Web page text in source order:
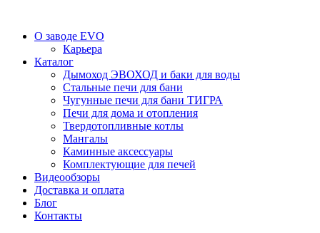
О заводе EVO
Карьера
Каталог
Дымоход ЭВОХОД и баки для воды
Стальные печи для бани
Чугунные печи для бани ТИГРА
Печи для дома и отопления
Твердотопливные котлы
Мангалы
Каминные аксессуары
Комплектующие для печей
Видеообзоры
Доставка и оплата
Блог
Контакты